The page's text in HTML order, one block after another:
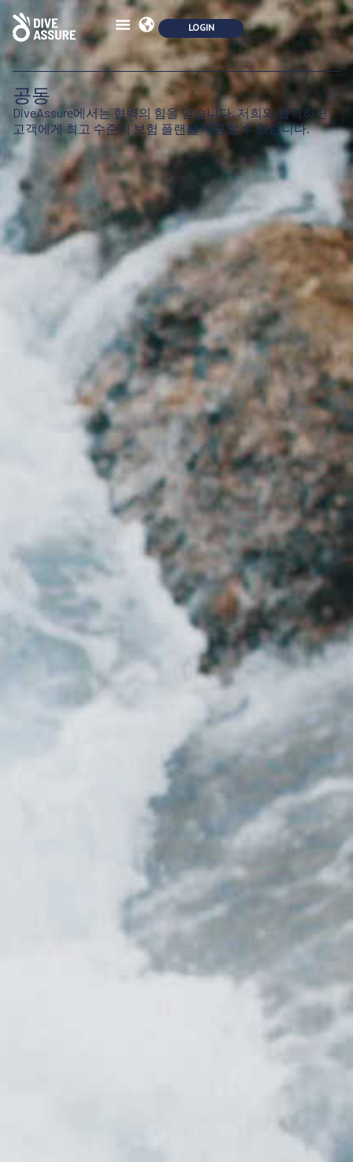
공동
DiveAssure에서는 협력의 힘을 믿습니다.저희와 협력하면
고객에게 최고 수준의 보험 플랜을 제공할 수 있습니다.